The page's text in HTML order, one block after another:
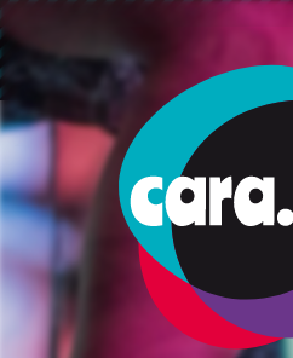
面包屑
开始 主题 法律 性工作者保护法